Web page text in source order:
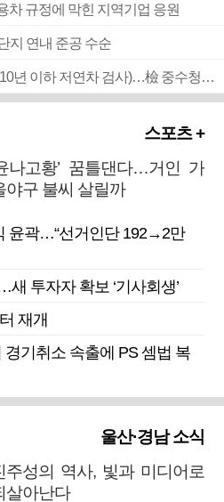
규정에 막힌 지역기업 응원
지 연내 준공 수순
■ 검사 신분 버리고 직급하향(10년 이하 저연차 검사)…檢 중수청행 기피
스포츠 +
나고황’ 꿈틀댄다…거인 가
야구 불씨 살릴까
윤곽…“선거인단 192→2만
투자자 확보 ‘기사회생’
재개
기취소 속출에 PS 셈법 복
울산·경남 소식
주성의 역사, 빛과 미디어로
살아난다